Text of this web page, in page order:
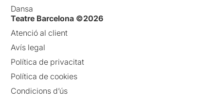
Dansa
Teatre Barcelona ©2026
Atenció al client
Avís legal
Política de privacitat
Política de cookies
Condicions d’ús